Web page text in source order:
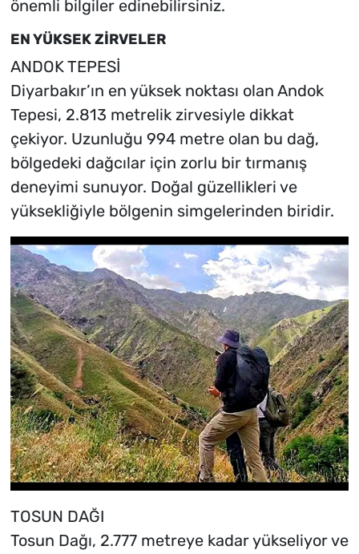
önemli bilgiler edinebilirsiniz.
EN YÜKSEK ZİRVELER
ANDOK TEPESİ
Diyarbakır’ın en yüksek noktası olan Andok
Tepesi, 2.813 metrelik zirvesiyle dikkat
çekiyor. Uzunluğu 994 metre olan bu dağ,
bölgedeki dağcılar için zorlu bir tırmanış
deneyimi sunuyor. Doğal güzellikleri ve
yüksekliğiyle bölgenin simgelerinden biridir.
TOSUN DAĞI
Tosun Dağı, 2.777 metreye kadar yükseliyor ve